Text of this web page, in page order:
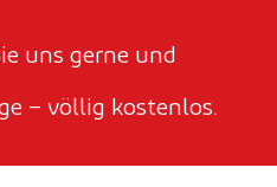
uns gerne und
– völlig kostenlos.